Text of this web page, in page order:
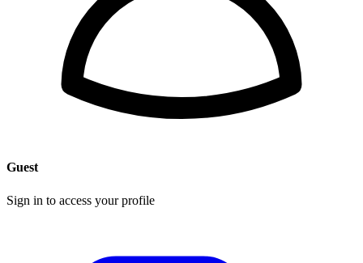
Guest
Sign in to access your profile